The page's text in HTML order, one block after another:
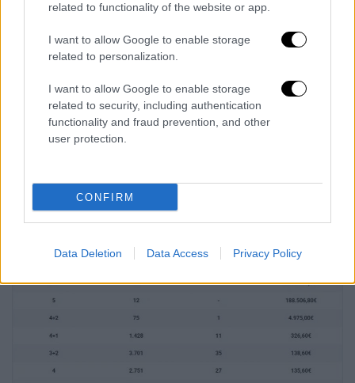
related to functionality of the website or app.
I want to allow Google to enable storage
related to personalization.
I want to allow Google to enable storage
related to security, including authentication
functionality and fraud prevention, and other
user protection.
CONFIRM
Data Deletion Data Access Privacy Policy
Το Eurojackpot συνεχίζει να προσελκύει
εκατομμύρια παίκτες κάθε εβδομάδα από
διάφορες ευρωπαϊκές χώρες, χάρη στα
ειδικά όταν το τζακ ποτ φτάνει στο
ανώτατο όριο των 120 εκατ. ευρώ. Τώρα, τα
βλέμματα στρέφονται στην επόμενη
σταθερά υψηλό.
Ο πίνακας κερδών